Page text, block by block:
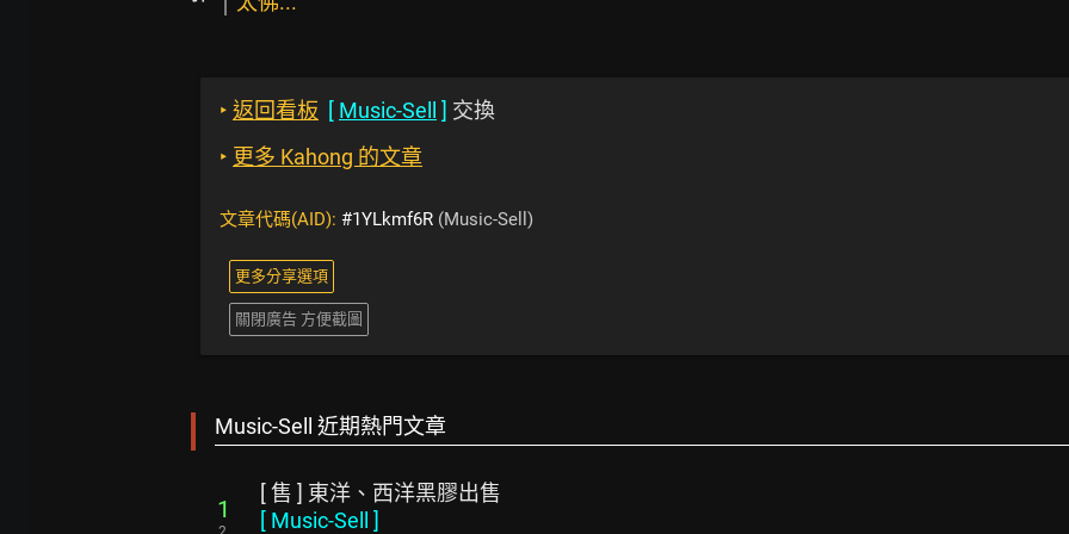
‣ 返回看板 [ Music-Sell ] 交換
‣ 更多 Kahong 的文章
文章代碼(AID): #1YLkmf6R (Music-Sell)
更多分享選項
關閉廣告 方便截圖
Music-Sell 近期熱門文章
1
[ 售 ] 東洋、西洋黑膠出售
[ Music-Sell ]